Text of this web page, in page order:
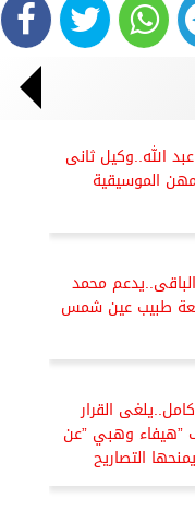
الله..وكيل ثانى
الموسيقية
محمد
طبيب عين شمس
القرار
”هيفاء وهبي ”عن
التصاريح